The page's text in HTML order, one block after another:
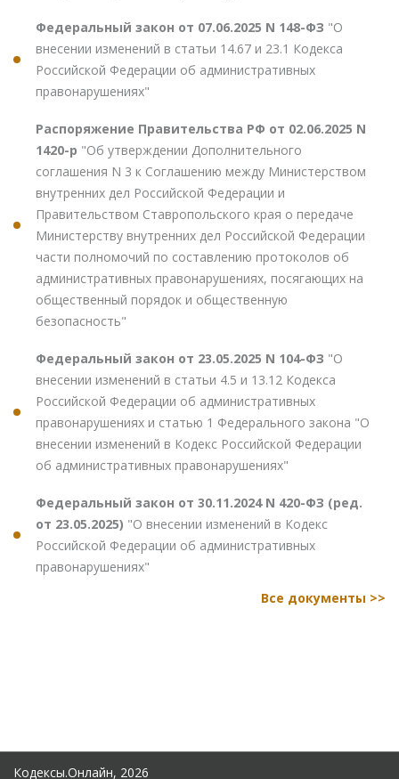
Федеральный закон от 07.06.2025 N 148-ФЗ "О
внесении изменений в статьи 14.67 и 23.1 Кодекса
Российской Федерации об административных
правонарушениях"
Распоряжение Правительства РФ от 02.06.2025 N
1420-р "Об утверждении Дополнительного
соглашения N 3 к Соглашению между Министерством
внутренних дел Российской Федерации и
Правительством Ставропольского края о передаче
Министерству внутренних дел Российской Федерации
части полномочий по составлению протоколов об
административных правонарушениях, посягающих на
общественный порядок и общественную
безопасность"
Федеральный закон от 23.05.2025 N 104-ФЗ "О
внесении изменений в статьи 4.5 и 13.12 Кодекса
Российской Федерации об административных
правонарушениях и статью 1 Федерального закона "О
внесении изменений в Кодекс Российской Федерации
об административных правонарушениях"
Федеральный закон от 30.11.2024 N 420-ФЗ (ред.
от 23.05.2025) "О внесении изменений в Кодекс
Российской Федерации об административных
правонарушениях"
Все документы >>
Кодексы.Онлайн, 2026